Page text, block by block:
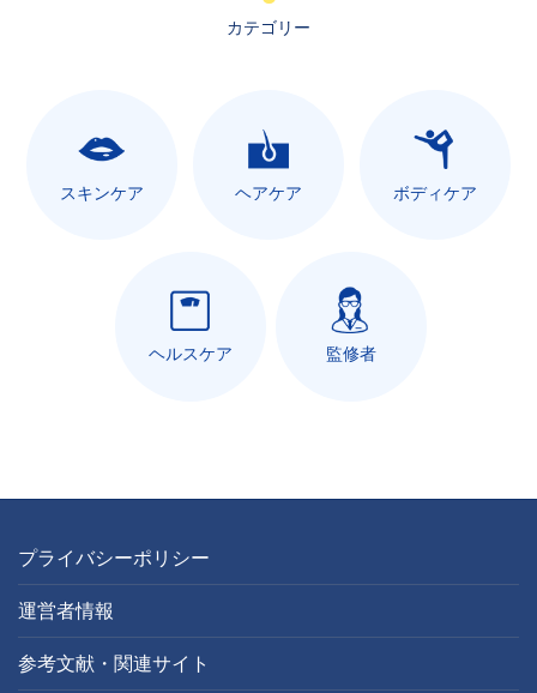
カテゴリー
スキンケア ヘアケア ボディケア
ヘルスケア 監修者
プライバシーポリシー
運営者情報
参考文献・関連サイト